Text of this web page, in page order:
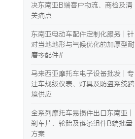
决东南亚B端客户物流、商检及清
关痛点
东南亚电动车配件定制化服务 | 针
对当地地形与气候优化的加厚型耐
磨零配件#
马来西亚摩托车电子设备批发 | 专
注车规级仪表、灯具及防盗系统跨
境供应
全系列摩托车易损件出口东南亚 |
刹车片、轮胎及链条组件B端批量
方案